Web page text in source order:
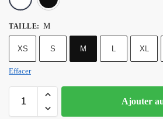
TAILLE: M
XS S M L XL
Effacer
Ajouter